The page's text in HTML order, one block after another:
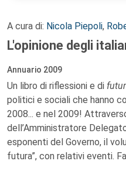
A cura di: Nicola Piepoli,
L'opinione degli
Annuario 2009
Un libro di riflessioni e di
politici e sociali che hanno
2008... e nel 2009!
dell’Amministratore
esponenti del Governo, il
futura”, con relativi eventi.